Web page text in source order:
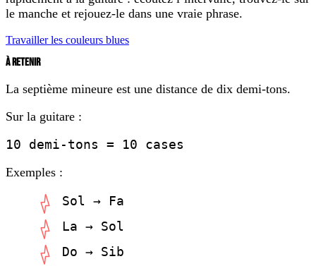
le manche et rejouez-le dans une vraie phrase.
Travailler les couleurs blues
À RETENIR
La septième mineure est une distance de dix demi-tons.
Sur la guitare :
10 demi-tons = 10 cases
Exemples :
Sol → Fa
La → Sol
Do → Sib